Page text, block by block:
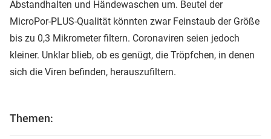
Abstandhalten und Händewaschen um. Beutel der
MicroPor-PLUS-Qualität könnten zwar Feinstaub der Größe
bis zu 0,3 Mikrometer filtern. Coronaviren seien jedoch
kleiner. Unklar blieb, ob es genügt, die Tröpfchen, in denen
sich die Viren befinden, herauszufiltern.
Themen: